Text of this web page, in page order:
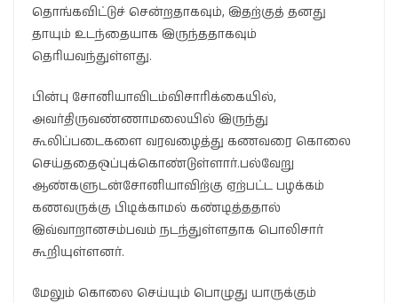
தொங்கவிட்டுச் சென்றதாகவும், இதற்குத் தனது
தாயும் உடந்தையாக இருந்ததாகவும்
தெரியவந்துள்ளது.
பின்பு சோனியாவிடம்விசாரிக்கையில்,
அவர்திருவண்ணாமலையில் இருந்து
கூலிப்படைகளை வரவழைத்து கணவரை கொலை
செய்ததைஒப்புக்கொண்டுள்ளார்.பல்வேறு
ஆண்களுடன்சோனியாவிற்கு ஏற்பட்ட பழக்கம்
கணவருக்கு பிடிக்காமல் கண்டித்ததால்
இவ்வாறானசம்பவம் நடந்துள்ளதாக பொலிசார்
கூறியுள்ளனர்.
மேலும் கொலை செய்யும் பொழுது யாருக்கும்